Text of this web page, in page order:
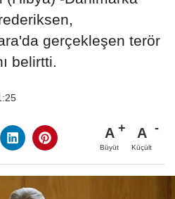
gerçekleşen terör
belirtti.
A
Büyüt
A
Küçült